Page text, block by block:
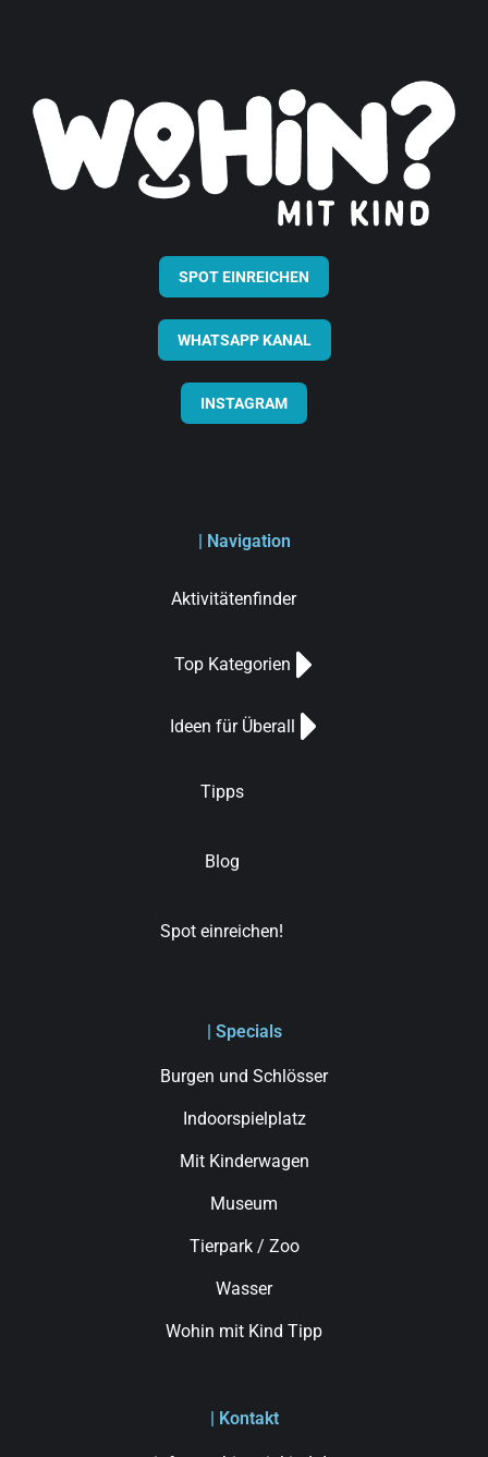
SPOT EINREICHEN
WHATSAPP KANAL
INSTAGRAM
| Navigation
Aktivitätenfinder
Top Kategorien
Ideen für Überall
Tipps
Blog
Spot einreichen!
| Specials
Burgen und Schlösser
Indoorspielplatz
Mit Kinderwagen
Museum
Tierpark / Zoo
Wasser
Wohin mit Kind Tipp
| Kontakt